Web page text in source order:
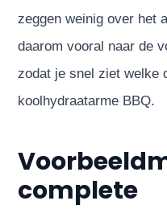
zeggen weinig over het
daarom vooral naar de
zodat je snel ziet welke
koolhydraatarme BBQ.
complete